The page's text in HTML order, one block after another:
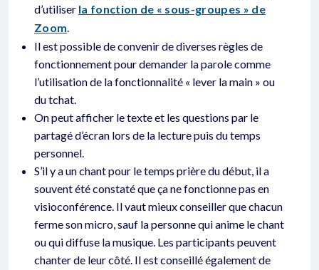
d’utiliser la fonction de « sous-groupes » de
Zoom.
Il est possible de convenir de diverses règles de
fonctionnement pour demander la parole comme
l’utilisation de la fonctionnalité « lever la main » ou
du tchat.
On peut afficher le texte et les questions par le
partagé d’écran lors de la lecture puis du temps
personnel.
S’il y a un chant pour le temps prière du début, il a
souvent été constaté que ça ne fonctionne pas en
visioconférence. Il vaut mieux conseiller que chacun
ferme son micro, sauf la personne qui anime le chant
ou qui diffuse la musique. Les participants peuvent
chanter de leur côté. Il est conseillé également de